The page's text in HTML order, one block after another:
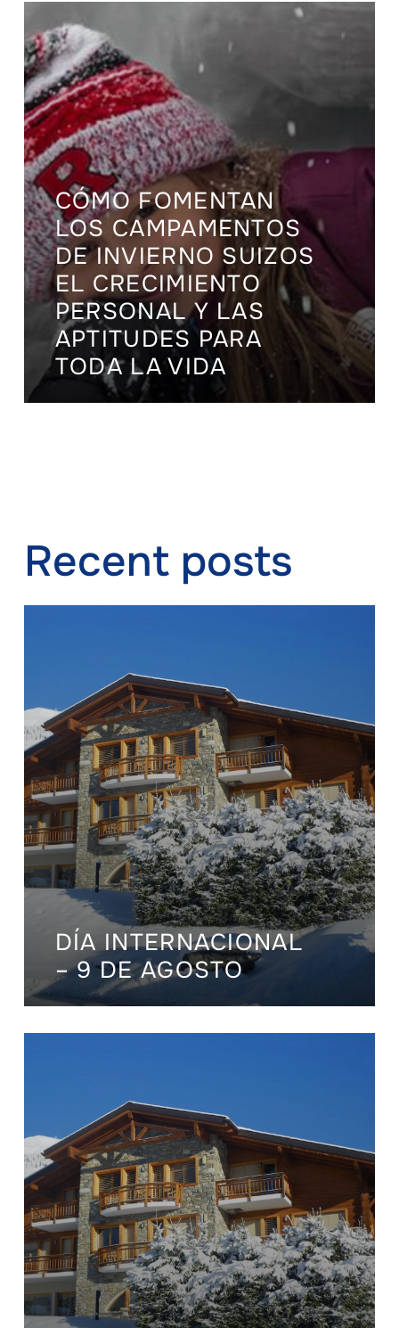
CÓMO FOMENTAN
LOS CAMPAMENTOS
DE INVIERNO SUIZOS
EL CRECIMIENTO
PERSONAL Y LAS
APTITUDES PARA
TODA LA VIDA
Recent posts
DÍA INTERNACIONAL
– 9 DE AGOSTO